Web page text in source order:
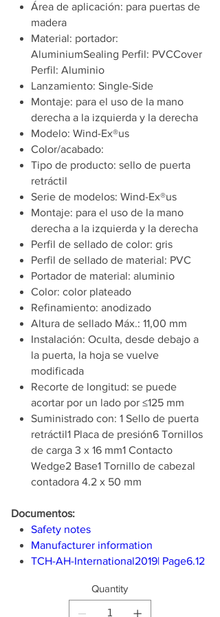
Área de aplicación: para puertas de
madera
Material: portador:
AluminiumSealing Perfil: PVCCover
Perfil: Aluminio
Lanzamiento: Single-Side
Montaje: para el uso de la mano
derecha a la izquierda y la derecha
Modelo: Wind-Ex®us
Color/acabado:
Tipo de producto: sello de puerta
retráctil
Serie de modelos: Wind-Ex®us
Montaje: para el uso de la mano
derecha a la izquierda y la derecha
Perfil de sellado de color: gris
Perfil de sellado de material: PVC
Portador de material: aluminio
Color: color plateado
Refinamiento: anodizado
Altura de sellado Máx.: 11,00 mm
Instalación: Oculta, desde debajo a
la puerta, la hoja se vuelve
modificada
Recorte de longitud: se puede
acortar por un lado por ≤125 mm
Suministrado con: 1 Sello de puerta
retráctil1 Placa de presión6 Tornillos
de carga 3 x 16 mm1 Contacto
Wedge2 Base1 Tornillo de cabezal
contadora 4.2 x 50 mm
Documentos:
Safety notes
Manufacturer information
TCH-AH-International2019| Page6.12
Quantity